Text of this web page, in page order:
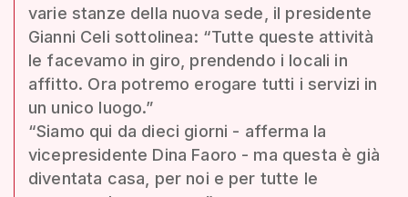
varie stanze della nuova sede, il presidente
Gianni Celi sottolinea: “Tutte queste attività
le facevamo in giro, prendendo i locali in
affitto. Ora potremo erogare tutti i servizi in
un unico luogo.”
“Siamo qui da dieci giorni - afferma la
vicepresidente Dina Faoro - ma questa è già
diventata casa, per noi e per tutte le